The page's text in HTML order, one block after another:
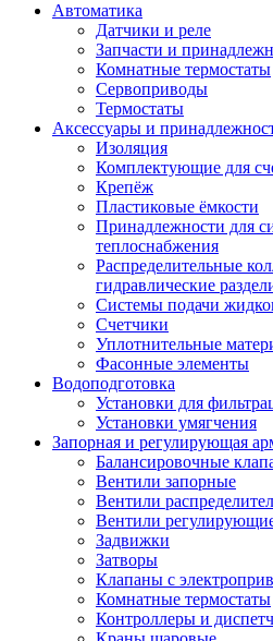
Автоматика
Датчики и реле
Запчасти и
Комнатные термостаты
Сервоприводы
Термостаты
Аксессуары и
Изоляция
Комплектующие для
Крепёж
Пластиковые ёмкости
Принадлежности для
теплоснабжения
Распределительные
гидравлические
Системы подачи
Счетчики
Уплотнительные
Фасонные элементы
Водоподготовка
Установки для
Установки умягчения
Запорная и регулирующая
Балансировочные
Вентили запорные
Вентили
Вентили
Задвижки
Затворы
Клапаны с
Комнатные термостаты
Контроллеры и